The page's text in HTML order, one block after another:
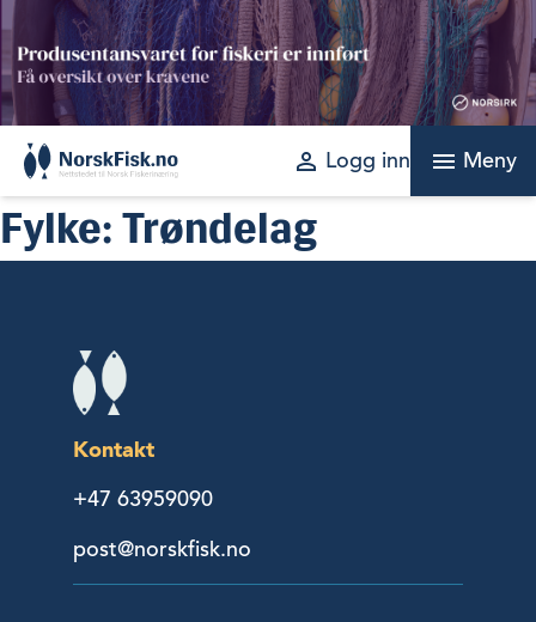
Skip
to
content
perm_identity Logg inn menu Meny
Fylke: Trøndelag
Kontakt
+47 63959090
post@norskfisk.no